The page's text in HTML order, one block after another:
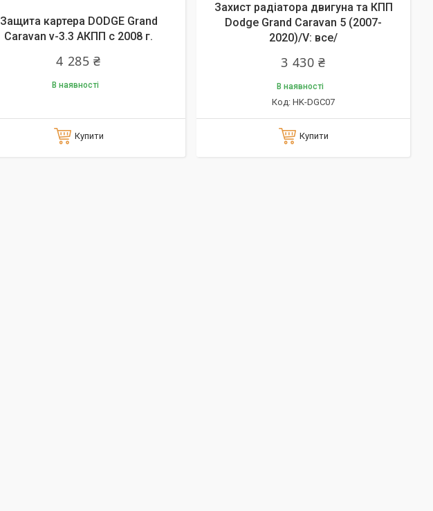
Защита картера DODGE Grand
Caravan v-3.3 АКПП с 2008 г.
4 285 ₴
В наявності
Купити
Захист радіатора двигуна та КПП
Dodge Grand Caravan 5 (2007-
2020)/V: все/
3 430 ₴
В наявності
HK-DGC07
Купити